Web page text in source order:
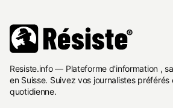
Resiste.info — Plateforme d'information ,
en Suisse. Suivez vos journalistes
quotidienne.